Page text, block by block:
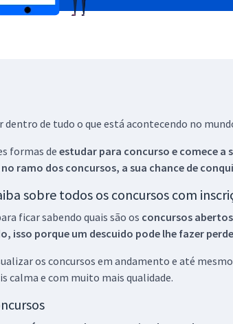
dentro de tudo o que está acontecendo no
formas deestudar para concurso e comece a
ramo dos concursos, a sua chance de
sobre todos os concursos com
ficar sabendo quais são os concursos
isso porque um descuido pode lhe fazer
os concursos em andamento e até
calma e com muito mais qualidade.